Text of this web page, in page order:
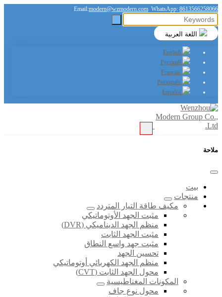
Email:modern@wzmodern.com WhatsApp: 8613566258066
ملاحة
بيت
منتجات
مكيف طاقة التيار المتردد
مثبت الجهد الأوتوماتيكي
منظم الجهد الديناميكي (DVR)
مثبت الجهد الثابت
مثبت جهد واسع النطاق
تحسين الجهد
منظم الجهد الكهربائي أوتوماتيكي
محول الجهد الثابت (CVT)
المكونات المغناطيسية
محول نوع جاف